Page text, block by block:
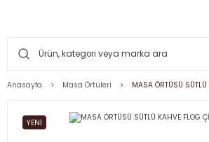
Anasayfa Masa Örtüleri MASA ÖRTÜSÜ
YENİ